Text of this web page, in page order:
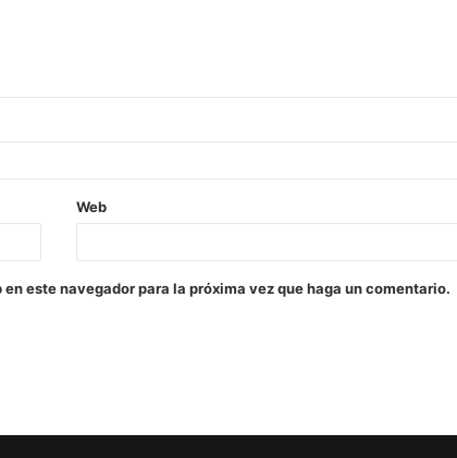
Web
este navegador para la próxima vez que haga un comentario.